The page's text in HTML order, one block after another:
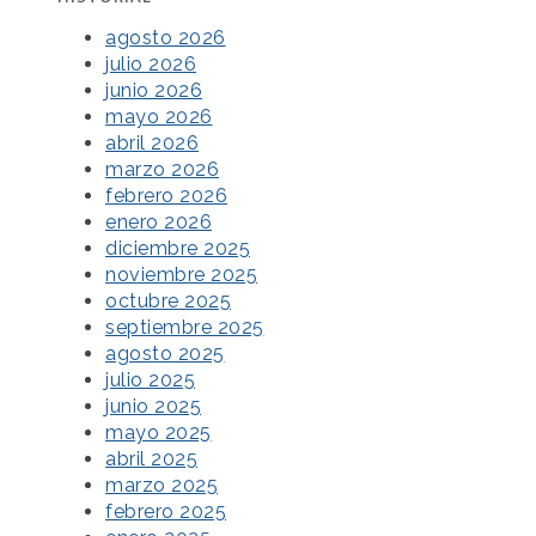
agosto 2026
julio 2026
junio 2026
mayo 2026
abril 2026
marzo 2026
febrero 2026
enero 2026
diciembre 2025
noviembre 2025
octubre 2025
septiembre 2025
agosto 2025
julio 2025
junio 2025
mayo 2025
abril 2025
marzo 2025
febrero 2025